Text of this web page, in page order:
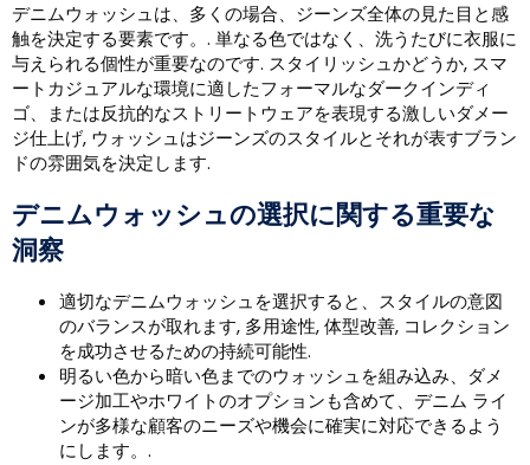
デニムウォッシュは、多くの場合、ジーンズ全体の見た目と感
触を決定する要素です。. 単なる色ではなく、洗うたびに衣服に
与えられる個性が重要なのです. スタイリッシュかどうか, スマ
ートカジュアルな環境に適したフォーマルなダークインディ
ゴ、または反抗的なストリートウェアを表現する激しいダメー
ジ仕上げ, ウォッシュはジーンズのスタイルとそれが表すブラン
ドの雰囲気を決定します.
デニムウォッシュの選択に関する重要な
洞察
適切なデニムウォッシュを選択すると、スタイルの意図
のバランスが取れます, 多用途性, 体型改善, コレクション
を成功させるための持続可能性.
明るい色から暗い色までのウォッシュを組み込み、ダメ
ージ加工やホワイトのオプションも含めて、デニム ライ
ンが多様な顧客のニーズや機会に確実に対応できるよう
にします。.